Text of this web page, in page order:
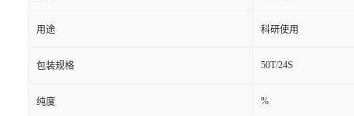
用途 科研使用
包装规格 50T/24S
纯度 %